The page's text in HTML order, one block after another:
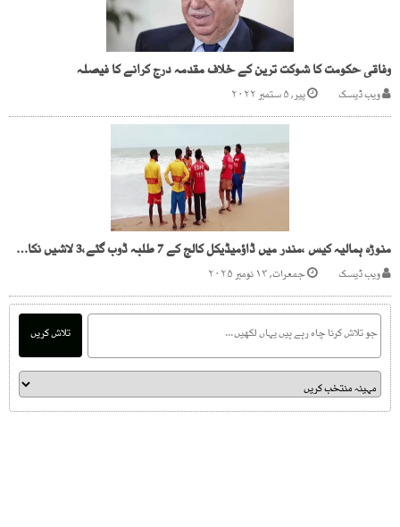
وفاقی حکومت کا شوکت ترین کے خلاف مقدمہ درج کرانے کا فیصلہ
ویب ڈیسک پیر, ۵ ستمبر ۲۰۲۲
منوڑہ ہمالیہ کیس ،مندر میں ڈاؤمیڈیکل کالج کے 7 طلبہ ڈوب گئے،3 لاشیں نکال لی گئیں
ویب ڈیسک جمعرات, ۱۳ نومبر ۲۰۲۵
تلاش کریں